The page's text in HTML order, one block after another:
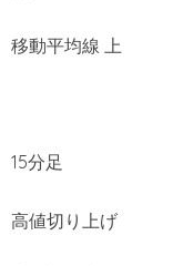
移動平均線 上
15分足
高値切り上げ